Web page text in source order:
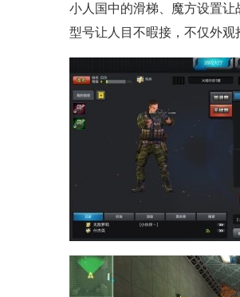
小人国中的滑梯、魔方设置
型号让人目不暇接，不仅外观